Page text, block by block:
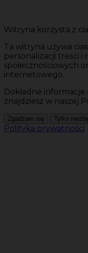
Witryna korzysta z
Ta witryna używa
personalizacji treści
społecznościowych
internetowego.
Dokładne
znajdziesz w naszej
Zgadzam się Tylko
Polityka prywatności